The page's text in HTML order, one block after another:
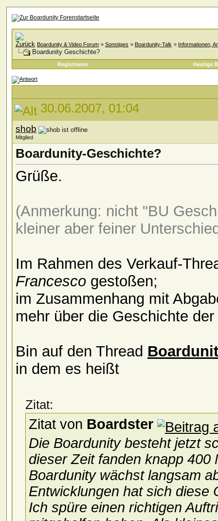
Boardunity & Video Forum » Sonstiges » Boardunity-Talk » Informationen,
Boardunity Geschichte?
Registrieren Heutige
30.06.2007, 01:04
shob
Mitglied
Boardunity-Geschichte?
Grüße.
(Anmerkung: nicht "BU
kleiner aber feiner
Im Rahmen des Verkauf-
Francesco gestoßen;
im Zusammenhang mit
mehr über die Geschichte
Bin auf den Thread
in dem es heißt
Zitat:
Zitat von Boardster
Die Boardunity besteht jetzt
dieser Zeit fanden knapp
Boardunity wächst langsam
Entwicklungen hat sich diese
Ich spüre einen richtigen